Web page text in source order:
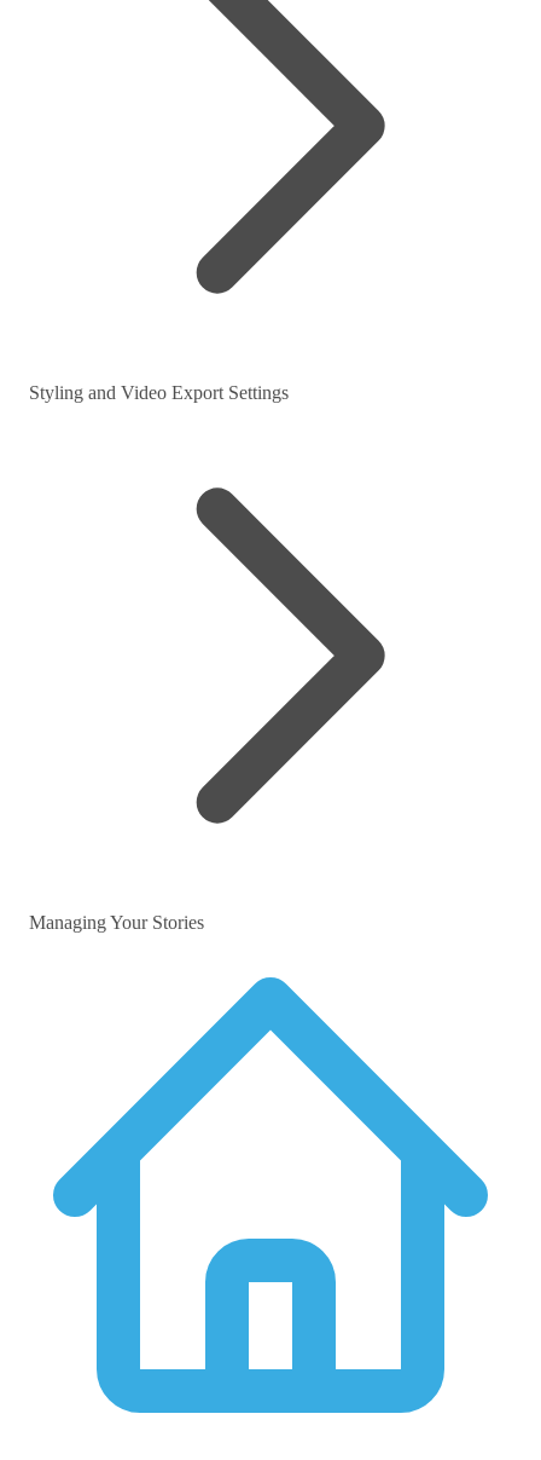
Styling and Video Export Settings
Managing Your Stories